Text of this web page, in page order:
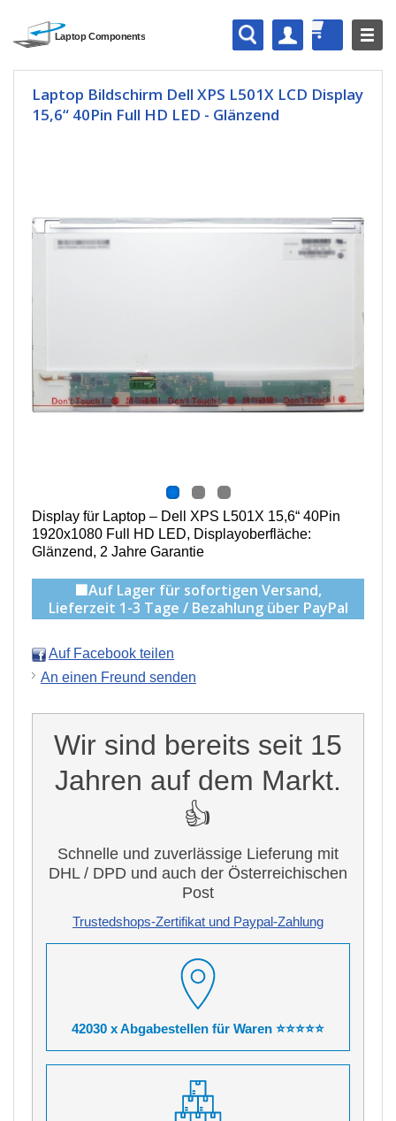
Laptop Bildschirm Dell XPS L501X LCD Display
15,6“ 40Pin Full HD LED - Glänzend
Display für Laptop – Dell XPS L501X 15,6“ 40Pin
1920x1080 Full HD LED, Displayoberfläche:
Glänzend, 2 Jahre Garantie
🟩Auf Lager für sofortigen Versand,
Lieferzeit 1-3 Tage / Bezahlung über PayPal
Auf Facebook teilen
An einen Freund senden
Wir sind bereits seit 15
Jahren auf dem Markt.
👍
Schnelle und zuverlässige Lieferung mit
DHL / DPD und auch der Österreichischen
Post
Trustedshops-Zertifikat und Paypal-Zahlung
42030 x Abgabestellen für Waren ⭐⭐⭐⭐⭐